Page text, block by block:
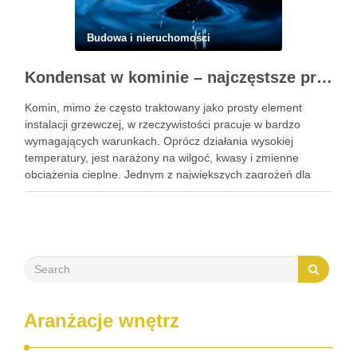
Budowa i nieruchomości
Kondensat w kominie – najczęstsze problemy techniczne i użytkowe
Komin, mimo że często traktowany jako prosty element
instalacji grzewczej, w rzeczywistości pracuje w bardzo
wymagających warunkach. Oprócz działania wysokiej
temperatury, jest narażony na wilgoć, kwasy i zmienne
obciążenia cieplne. Jednym z największych zagrożeń dla
jego trwałości jest kondensacja pary wodnej. Proces ten, jeśli
Aranżacje wnętrz